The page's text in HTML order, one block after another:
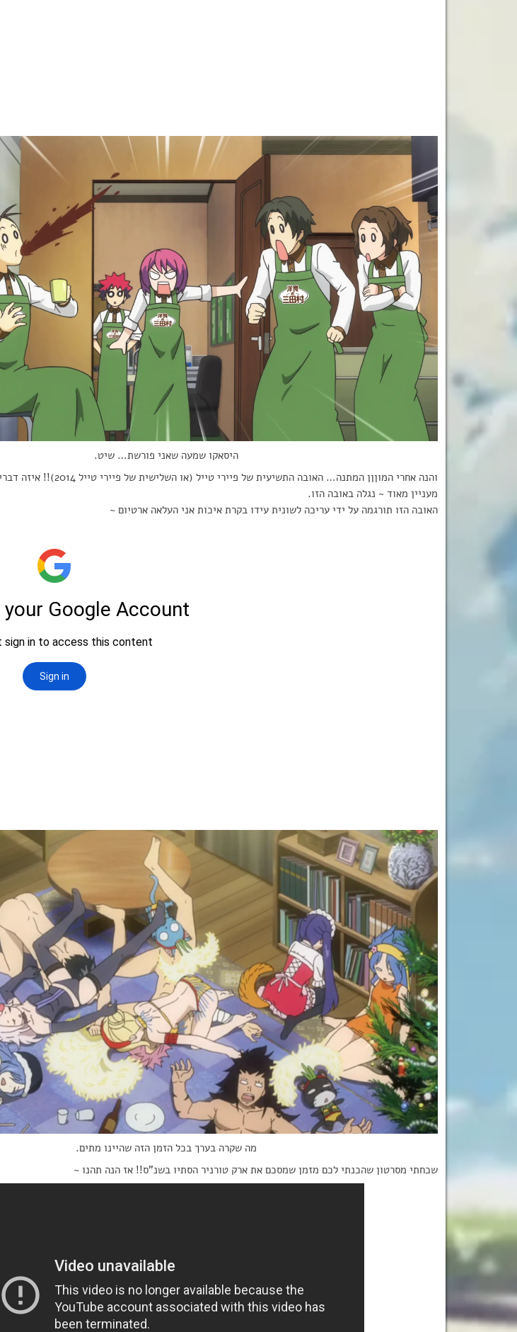
היסאקו שמעה שאני פורשת… שיט.
והנה אחרי המוןןן המתנה… האובה התשיעית
מעניין מאוד ~ נגלה באובה הזו.
האובה הזו תורגמה על ידי עריכה לשונית עידו בקרת איכות אני העלאה ארטיום ~
מה שקרה בערך בכל הזמן הזה שהיינו מתים.
שכחתי מסרטון שהכנתי לכם מזמן שמסכם את ארק טורניר הסתיו בשנ”ס!! אז הנה תהנו ~